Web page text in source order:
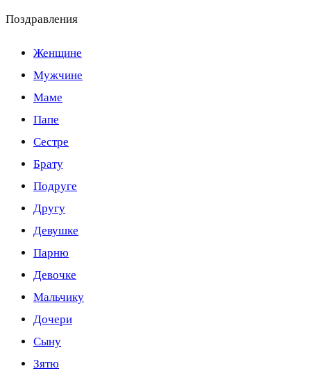
Поздравления
Женщине
Мужчине
Маме
Папе
Сестре
Брату
Подруге
Другу
Девушке
Парню
Девочке
Мальчику
Дочери
Сыну
Зятю